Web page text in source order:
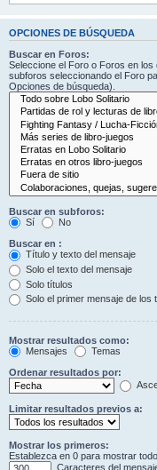
OPCIONES DE BÚSQUEDA
Buscar en Foros:
Seleccione el Foro o Foros en
subforos seleccionando el Foro
Opciones de búsqueda).
Buscar en subforos:
Sí
No
Buscar en :
Título y texto del mensaje
Solo el texto del mensaje
Solo títulos
Solo el primer mensaje de los
Mostrar resultados como:
Mensajes
Temas
Ordenar resultados por:
Limitar resultados previos a:
Mostrar los primeros:
Establezca en 0 para mostrar
Caracteres del